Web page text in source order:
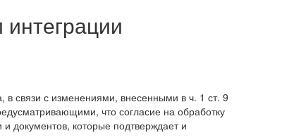
связи с изменениями, внесенными в ч. 1 ст. 9
что согласие на обработку
которые подтверждает и